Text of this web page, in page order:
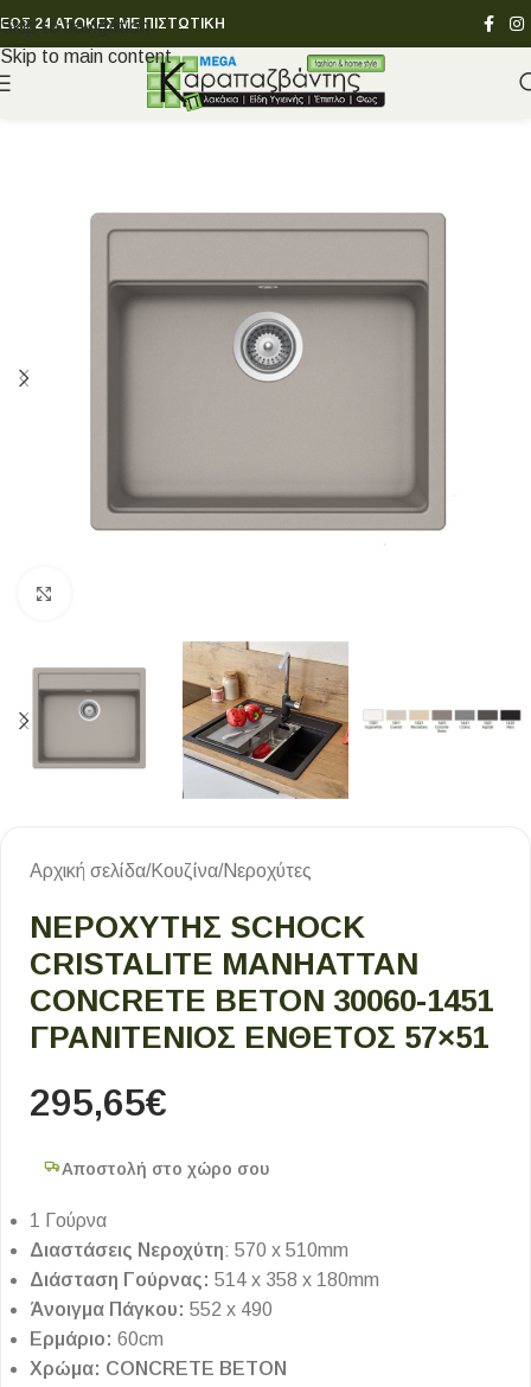
Skip to navigation
Skip to main content
ΕΩΣ 24 ΑΤΟΚΕΣ ΜΕ ΠΙΣΤΩΤΙΚΗ
Αρχική σελίδα/Κουζίνα/Νεροχύτες
ΝΕΡΟΧΥΤΗΣ SCHOCK
CRISTALITE MANHATTAN
CONCRETE BETON 30060-1451
ΓΡΑΝΙΤΕΝΙΟΣ ΕΝΘΕΤΟΣ 57×51
295,65€
Αποστολή στο χώρο σου
1 Γούρνα
Διαστάσεις Νεροχύτη: 570 x 510mm
Διάσταση Γούρνας: 514 x 358 x 180mm
Άνοιγμα Πάγκου: 552 x 490
Ερμάριο: 60cm
Χρώμα: CONCRETE BETON